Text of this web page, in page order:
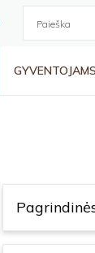
GYVENTOJAMS